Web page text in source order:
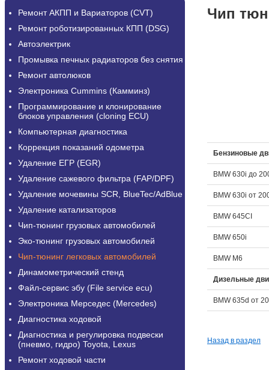
Ремонт АКПП и Вариаторов (CVT)
Ремонт роботизированных КПП (DSG)
Автоэлектрик
Промывка печных радиаторов без снятия
Ремонт автолюков
Электроника Cummins (Камминз)
Программирование и клонирование
блоков управления (cloning ECU)
Компьютерная диагностика
Коррекция показаний одометра
Удаление ЕГР (EGR)
Удаление сажевого фильтра (FAP/DPF)
Удаление мочевины SCR, BlueTec/AdBlue
Удаление катализаторов
Чип-тюнинг грузовых автомобилей
Эко-тюнинг грузовых автомобилей
Чип-тюнинг легковых автомобилей
Динамометрический стенд
Файл-сервис эбу (File service ecu)
Электроника Мерседес (Mercedes)
Диагностика ходовой
Диагностика и регулировка подвески
(пневмо, гидро) Toyota, Lexus
Ремонт ходовой части
Чип
Бензиновые
BMW 630i до
BMW 630i от
BMW 645CI
BMW 650i
BMW M6
Дизельные
BMW 635d от
Назад в раздел